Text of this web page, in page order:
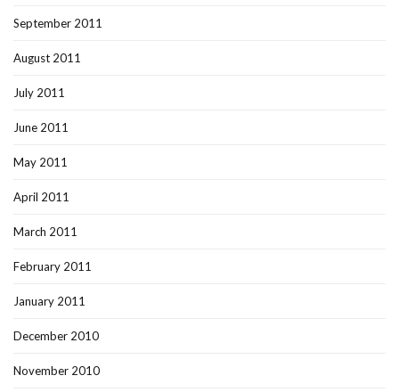
September 2011
August 2011
July 2011
June 2011
May 2011
April 2011
March 2011
February 2011
January 2011
December 2010
November 2010